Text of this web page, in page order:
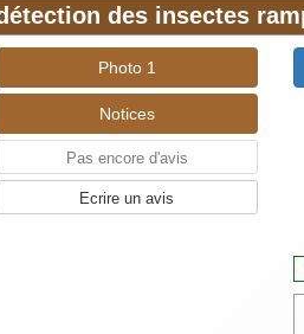
des insectes
Photo 1
Notices
Pas encore d'avis
Ecrire un avis